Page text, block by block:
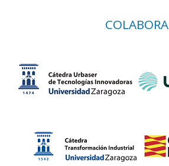
COLABORA